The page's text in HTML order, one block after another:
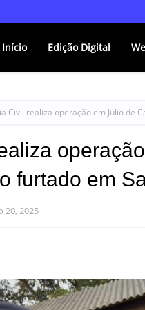
Início Edição Digital
Civil realiza operação em Júlio de
furtado em
20, 2025